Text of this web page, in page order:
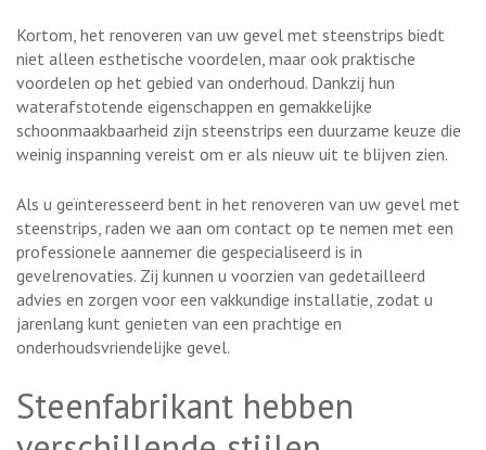
Kortom, het renoveren van uw gevel met steenstrips biedt
niet alleen esthetische voordelen, maar ook praktische
voordelen op het gebied van onderhoud. Dankzij hun
waterafstotende eigenschappen en gemakkelijke
schoonmaakbaarheid zijn steenstrips een duurzame keuze die
weinig inspanning vereist om er als nieuw uit te blijven zien.
Als u geïnteresseerd bent in het renoveren van uw gevel met
steenstrips, raden we aan om contact op te nemen met een
professionele aannemer die gespecialiseerd is in
gevelrenovaties. Zij kunnen u voorzien van gedetailleerd
advies en zorgen voor een vakkundige installatie, zodat u
jarenlang kunt genieten van een prachtige en
onderhoudsvriendelijke gevel.
Steenfabrikant hebben